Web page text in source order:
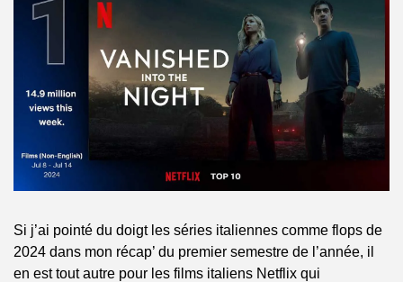
Si j’ai pointé du doigt les séries italiennes comme flops de
2024 dans mon récap’ du premier semestre de l’année, il
en est tout autre pour les films italiens Netflix qui